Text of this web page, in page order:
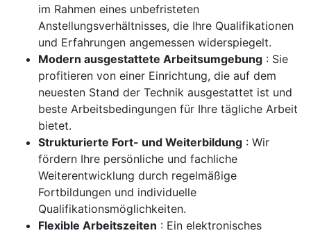
im Rahmen eines unbefristeten
Anstellungsverhältnisses, die Ihre Qualifikationen
und Erfahrungen angemessen widerspiegelt.
Modern ausgestattete Arbeitsumgebung : Sie
profitieren von einer Einrichtung, die auf dem
neuesten Stand der Technik ausgestattet ist und
beste Arbeitsbedingungen für Ihre tägliche Arbeit
bietet.
Strukturierte Fort- und Weiterbildung : Wir
fördern Ihre persönliche und fachliche
Weiterentwicklung durch regelmäßige
Fortbildungen und individuelle
Qualifikationsmöglichkeiten.
Flexible Arbeitszeiten : Ein elektronisches